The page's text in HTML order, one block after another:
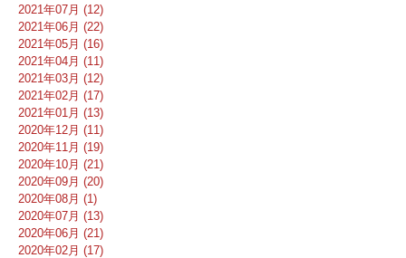
2021年07月 (12)
2021年06月 (22)
2021年05月 (16)
2021年04月 (11)
2021年03月 (12)
2021年02月 (17)
2021年01月 (13)
2020年12月 (11)
2020年11月 (19)
2020年10月 (21)
2020年09月 (20)
2020年08月 (1)
2020年07月 (13)
2020年06月 (21)
2020年02月 (17)